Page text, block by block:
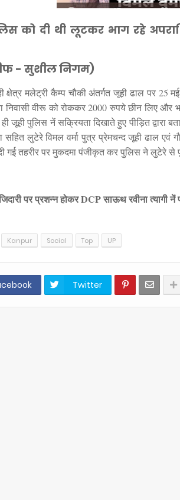
को दी थी लूटकर भाग रहे
- सुशील निगम)
क्षेत्र मलेट्री कैम्प चौकी अंतर्गत जूही ढाल पर 25
निवासी वीरू को रोककर 2000 रुपये छीन लिए
जूही पुलिस नें सक्रियता दिखाते हुए पीड़ित द्वारा
सहित लुटेरे विमल वर्मा पुत्र प्रेमचन्द जूही ढाल एवं
दी गई तहरीर पर मुकदमा पंजीकृत कर पुलिस ने लुटेरे
पर प्रशन्न होकर DCP साऊथ रवीना त्यागी
Kanpur Social Top UP
Twitter